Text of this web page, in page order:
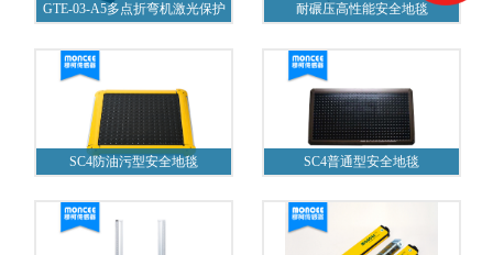
GTE-03-A5多点折弯机激光保护 耐碾压高性能安全地毯
SC4防油污型安全地毯 SC4普通型安全地毯